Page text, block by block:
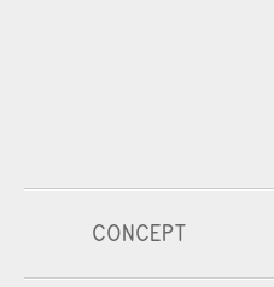
CONCEPT